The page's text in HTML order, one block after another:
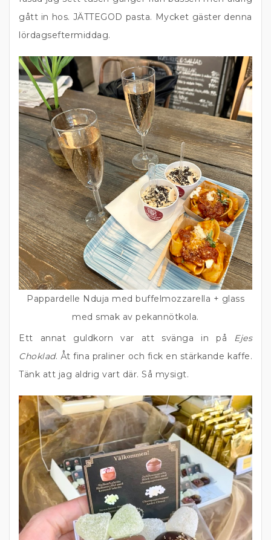
gått in hos. JÄTTEGOD pasta. Mycket gäster denna
lördagseftermiddag.
Pappardelle Nduja med buffelmozzarella + glass
med smak av pekannötkola.
Ett annat guldkorn var att svänga in på Ejes
Choklad. Åt fina praliner och fick en stärkande kaffe.
Tänk att jag aldrig vart där. Så mysigt.